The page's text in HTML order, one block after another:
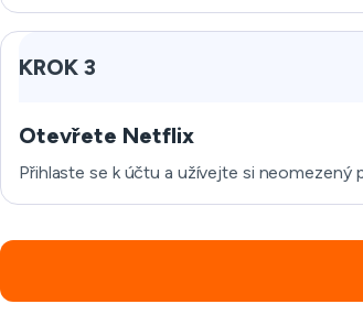
KROK 3
Otevřete Netflix
Přihlaste se k účtu a užívejte si neomezený